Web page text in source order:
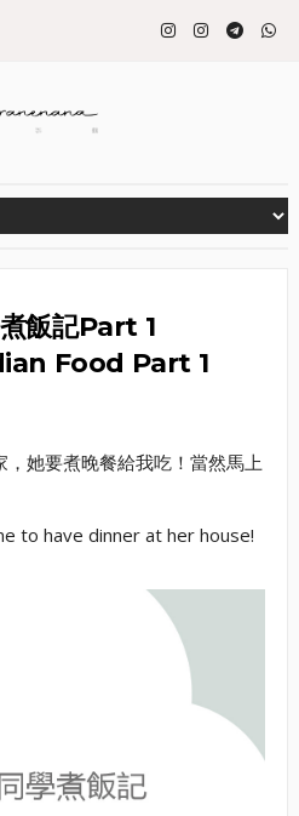
煮飯記Part 1
Food Part 1
她要煮晚餐給我吃！當然馬上
to have dinner at her house!